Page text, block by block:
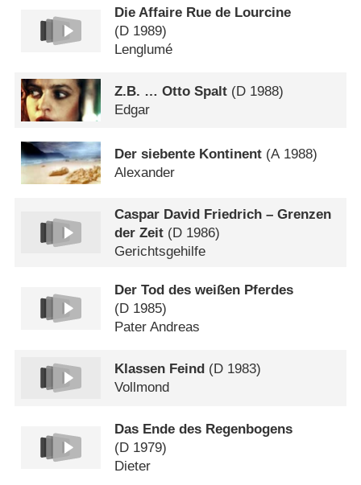
Die Affaire Rue de Lourcine
(D 1989)
Lenglumé
Z.B. … Otto Spalt (D 1988)
Edgar
Der siebente Kontinent (A 1988)
Alexander
Caspar David Friedrich – Grenzen
der Zeit (D 1986)
Gerichtsgehilfe
Der Tod des weißen Pferdes
(D 1985)
Pater Andreas
Klassen Feind (D 1983)
Vollmond
Das Ende des Regenbogens
(D 1979)
Dieter